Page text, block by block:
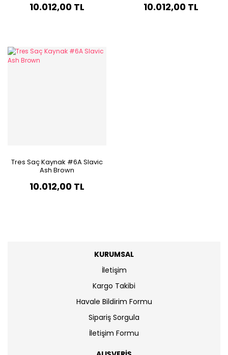
10.012,00 TL 10.012,00 TL
Tres Saç Kaynak #6A Slavic
Ash Brown
10.012,00 TL
KURUMSAL
İletişim
Kargo Takibi
Havale Bildirim Formu
Sipariş Sorgula
İletişim Formu